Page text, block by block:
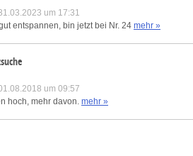
um 17:31
entspannen, bin jetzt bei Nr. 24 mehr »
um 09:57
hoch, mehr davon. mehr »